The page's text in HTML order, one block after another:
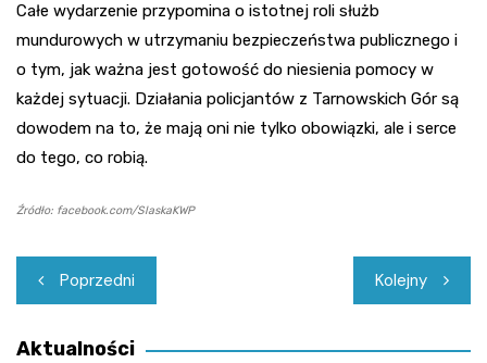
Całe wydarzenie przypomina o istotnej roli służb
mundurowych w utrzymaniu bezpieczeństwa publicznego i
o tym, jak ważna jest gotowość do niesienia pomocy w
każdej sytuacji. Działania policjantów z Tarnowskich Gór są
dowodem na to, że mają oni nie tylko obowiązki, ale i serce
do tego, co robią.
Źródło: facebook.com/SlaskaKWP
Nawigacja
wpisu
Poprzedni Kolejny
Aktualności